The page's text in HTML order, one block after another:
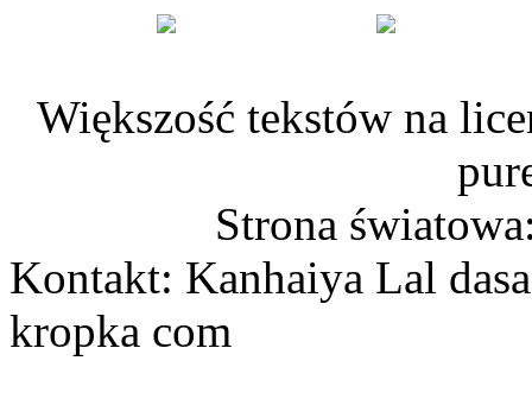
Większość tekstów na
Strona
Kontakt: Kanhaiya Lal
kropka com